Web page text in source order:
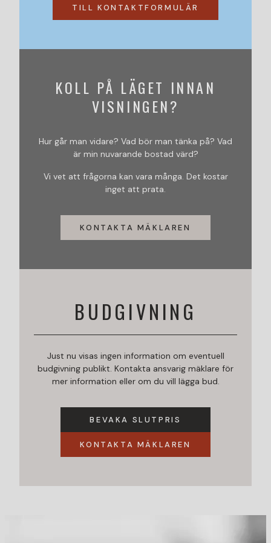
KOLL PÅ LÄGET INNAN
VISNINGEN?
Hur går man vidare? Vad bör man tänka på? Vad
är min nuvarande bostad värd?
Vi vet att frågorna kan vara många. Det kostar
inget att prata.
KONTAKTA MÄKLAREN
TILL KONTAKTFORMULÄR
BUDGIVNING
Just nu visas ingen information om eventuell
budgivning publikt. Kontakta ansvarig mäklare för
mer information eller om du vill lägga bud.
BEVAKA SLUTPRIS
KONTAKTA MÄKLAREN